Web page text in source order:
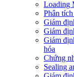
Loading
Phân
​Giám
Giám
​Giám
hóa
Chứng
Sealing